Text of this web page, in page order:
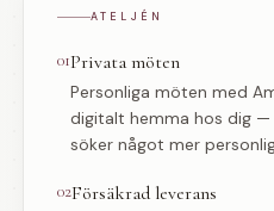
ATELJÉN
01Privata möten
Personliga möten med
digitalt hemma hos dig
söker något mer
02Försäkrad leverans